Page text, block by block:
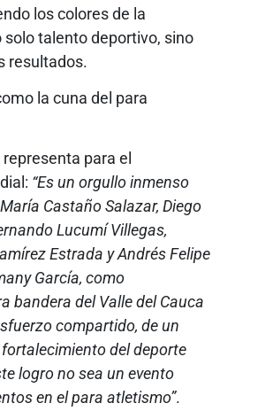
los colores de la
talento deportivo, sino
resultados.
la cuna del para
para el
“Es un orgullo inmenso
Castaño Salazar, Diego
Lucumí Villegas,
Estrada y Andrés Felipe
García, como
bandera del Valle del Cauca
compartido, de un
del deporte
logro no sea un evento
en el para atletismo”.